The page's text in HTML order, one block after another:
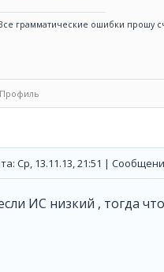
грамматические ошибки прошу
Профиль
Ср, 13.11.13, 21:51 |
ИС низкий , тогда